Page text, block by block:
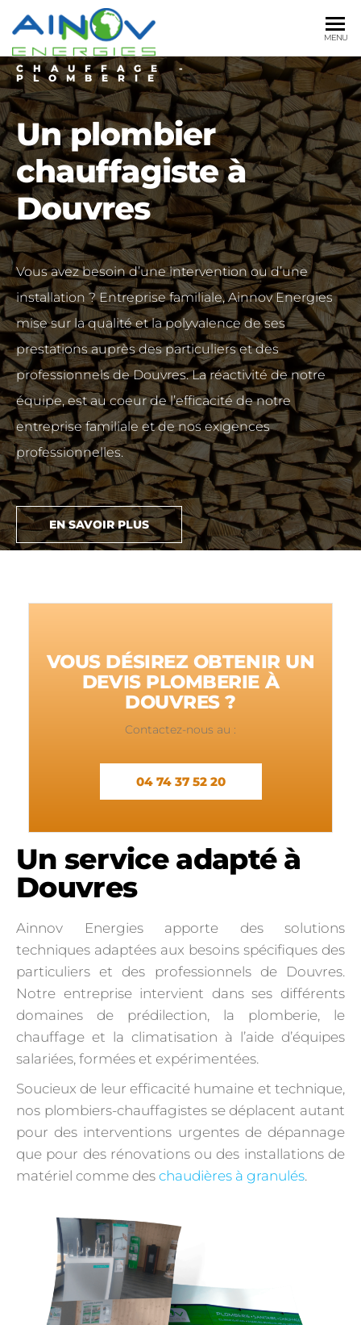
ENERGIES
Sanitaire
Chauffage
MENU
CHAUFFAGE -
PLOMBERIE
Un plombier
chauffagiste à
Douvres
Vous avez besoin d’une intervention ou d’une
installation ? Entreprise familiale, Ainnov Energies
mise sur la qualité et la polyvalence de ses
prestations auprès des particuliers et des
professionnels de Douvres. La réactivité de notre
équipe, est au coeur de l’efficacité de notre
entreprise familiale et de nos exigences
professionnelles.
EN SAVOIR PLUS
VOUS DÉSIREZ OBTENIR UN
DEVIS PLOMBERIE À
DOUVRES ?
Contactez-nous au :
04 74 37 52 20
Un service adapté à
Douvres
Ainnov Energies apporte des solutions
techniques adaptées aux besoins spécifiques des
particuliers et des professionnels de Douvres.
Notre entreprise intervient dans ses différents
domaines de prédilection, la plomberie, le
chauffage et la climatisation à l’aide d’équipes
salariées, formées et expérimentées.
Soucieux de leur efficacité humaine et technique,
nos plombiers-chauffagistes se déplacent autant
pour des interventions urgentes de dépannage
que pour des rénovations ou des installations de
matériel comme des chaudières à granulés.